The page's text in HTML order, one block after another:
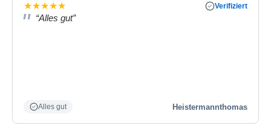
★★★★★ Verifiziert
“Alles gut”
Alles gut Heistermannthomas